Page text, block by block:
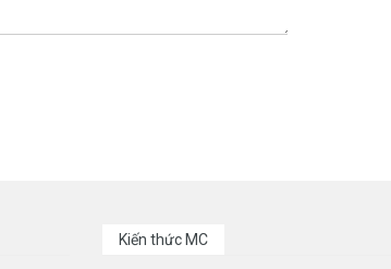
Kiến thức MC